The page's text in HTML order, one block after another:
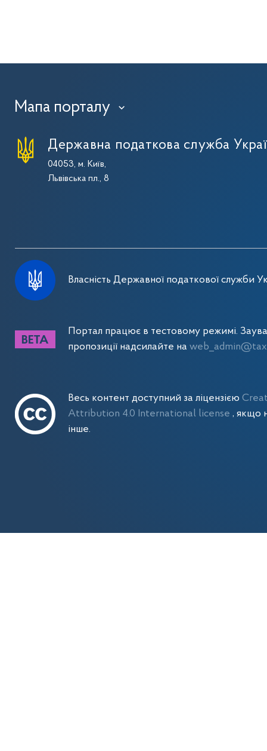
Мапа порталу ›
Державна податкова служба
04053, м. Київ,
Львівська пл., 8
Власність Державної податкової служби
Портал працює в тестовому режимі.
пропозиції надсилайте на
Весь контент доступний за ліцензією
Attribution 4.0 International license, якщо
інше.